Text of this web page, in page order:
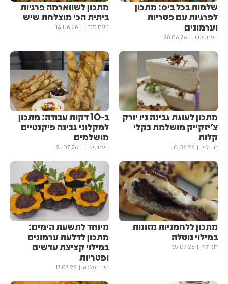
שלמות בכל ביס: מתכון
לפרגיות עם פטריות
וערמונים
נועם זיגדון 28.06.26
מתכון לשווארמה פרגיות
ביתית הכי מוצלחת שיש
נועם זיגדון 14.06.26
מתכון לעוגת גבינה ניו יורק
צ'יזקייק מושלמת בקלי
קלות
חני לוין 10.06.26
ב-10 דקות עבודה: מתכון
למקלוני גבינה פיקנטיים
מושלמים
נועם זיגדון 21.07.26
מתכון ללחמניות מזונות
במילוי נוטלה
חני לוין 15.07.26
מיוחד לתשעת הימים:
מתכון לדלעת ערמונים
במילוי קציצת עדשים
ופטריות
מירב מלכה 17.07.26